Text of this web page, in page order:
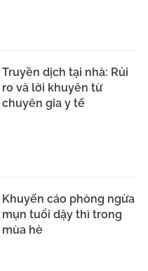
Truyền dịch tại nhà: Rủi
ro và lời khuyên từ
chuyên gia y tế
Khuyến cáo phòng ngừa
mụn tuổi dậy thì trong
mùa hè